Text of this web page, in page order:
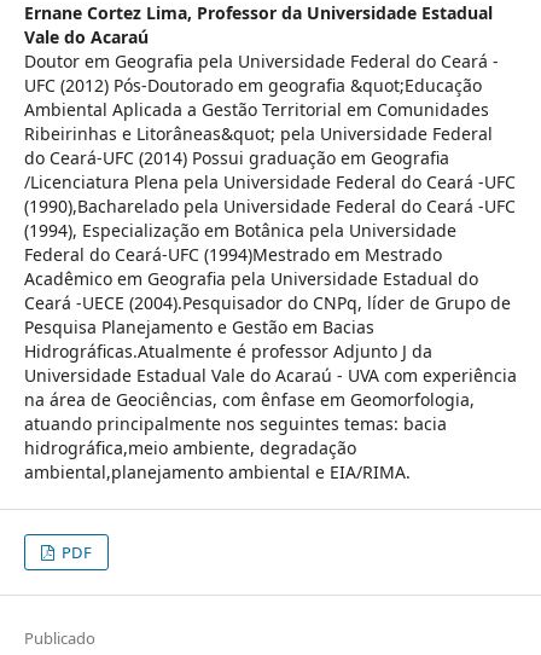
Ernane Cortez Lima, Professor da Universidade Estadual
Vale do Acaraú
Doutor em Geografia pela Universidade Federal do Ceará -
UFC (2012) Pós-Doutorado em geografia &quot;Educação
Ambiental Aplicada a Gestão Territorial em Comunidades
Ribeirinhas e Litorâneas&quot; pela Universidade Federal
do Ceará-UFC (2014) Possui graduação em Geografia
/Licenciatura Plena pela Universidade Federal do Ceará -UFC
(1990),Bacharelado pela Universidade Federal do Ceará -UFC
(1994), Especialização em Botânica pela Universidade
Federal do Ceará-UFC (1994)Mestrado em Mestrado
Acadêmico em Geografia pela Universidade Estadual do
Ceará -UECE (2004).Pesquisador do CNPq, líder de Grupo de
Pesquisa Planejamento e Gestão em Bacias
Hidrográficas.Atualmente é professor Adjunto J da
Universidade Estadual Vale do Acaraú - UVA com experiência
na área de Geociências, com ênfase em Geomorfologia,
atuando principalmente nos seguintes temas: bacia
hidrográfica,meio ambiente, degradação
ambiental,planejamento ambiental e EIA/RIMA.
PDF
Publicado